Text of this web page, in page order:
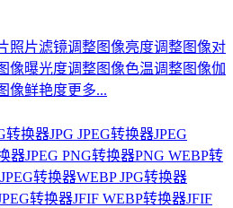
照片滤镜调整图像亮度调整图像对
像曝光度调整图像色温调整图像伽
像鲜艳度更多...
转换器JPG JPEG转换器JPEG
器JPEG PNG转换器PNG WEBP转
转换器WEBP JPG转换器
转换器JFIF WEBP转换器JFIF